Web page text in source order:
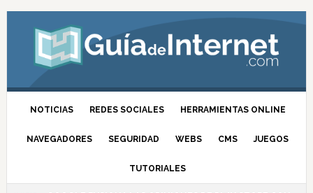
NOTICIAS REDES SOCIALES HERRAMIENTAS ONLINE
NAVEGADORES SEGURIDAD WEBS CMS JUEGOS
TUTORIALES